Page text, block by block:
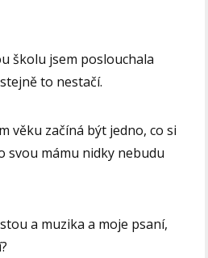
školu jsem poslouchala
to nestačí.
věku začíná být jedno, co si
svou mámu nidky nebudu
a muzika a moje psaní,